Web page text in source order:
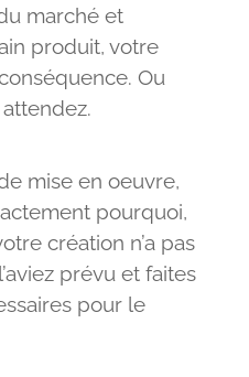
marché et
produit, votre
Ou
de mise en oeuvre,
pourquoi,
création n’a pas
prévu et faites
pour le